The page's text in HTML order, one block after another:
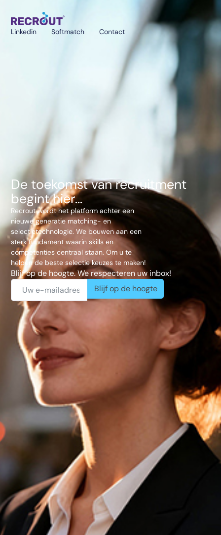
Linkedin Softmatch Contact
De toekomst van recruitment
begint hier...
Recrout wordt het platform achter een
nieuwe generatie matching- en
selectietechnologie. We bouwen aan een
sterk fundament waarin skills en
competenties centraal staan. Om u te
helpen de beste selectie keuzes te maken!
Blijf op de hoogte. We respecteren uw inbox!
Blijf op de hoogte